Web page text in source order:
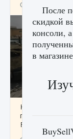
Как исправить
Force Hawk Ops
После
скидкой
консоли,
в